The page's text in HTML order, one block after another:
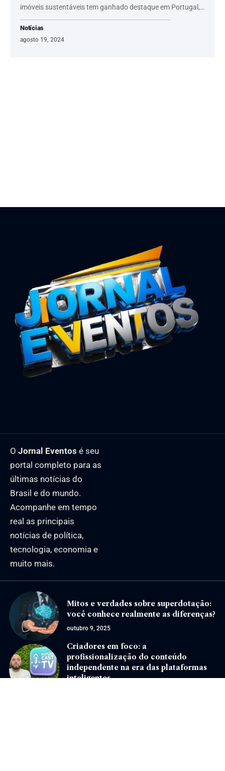
imóveis sustentáveis tem ganhado destaque em Portugal,…
Notícias
agosto 19, 2024
O Jornal Eventos é seu
portal completo para as
últimas notícias do
Brasil e do mundo.
Acompanhe em tempo
real as principais
notícias de política,
tecnologia, economia e
muito mais.
Mitos e verdades sobre superdotação:
você conhece realmente as diferenças?
outubro 9, 2025
Criadores em foco: a
profissionalização do conteúdo
independente na era das plataformas
inteligentes